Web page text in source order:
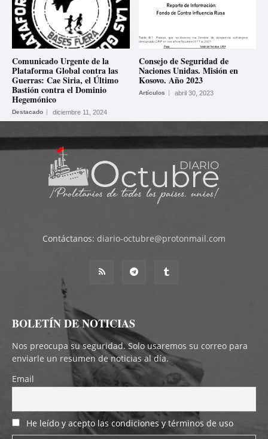
Comunicado Urgente de la
Plataforma Global contra las
Guerras: Cae Siria, el Último
Bastión contra el Dominio
Hegemónico
Destacado diciembre 11, 2024
Consejo de Seguridad de
Naciones Unidas. Misión en
Kosovo. Año 2023
Artículos abril 30, 2023
Contáctanos: diario-octubre@protonmail.com
BOLETÍN DE NOTICIAS
Nos preocupa su seguridad. Solo usaremos su correo para
enviarle un resumen de noticias al día.
Email
He leído y acepto las condiciones y términos de uso